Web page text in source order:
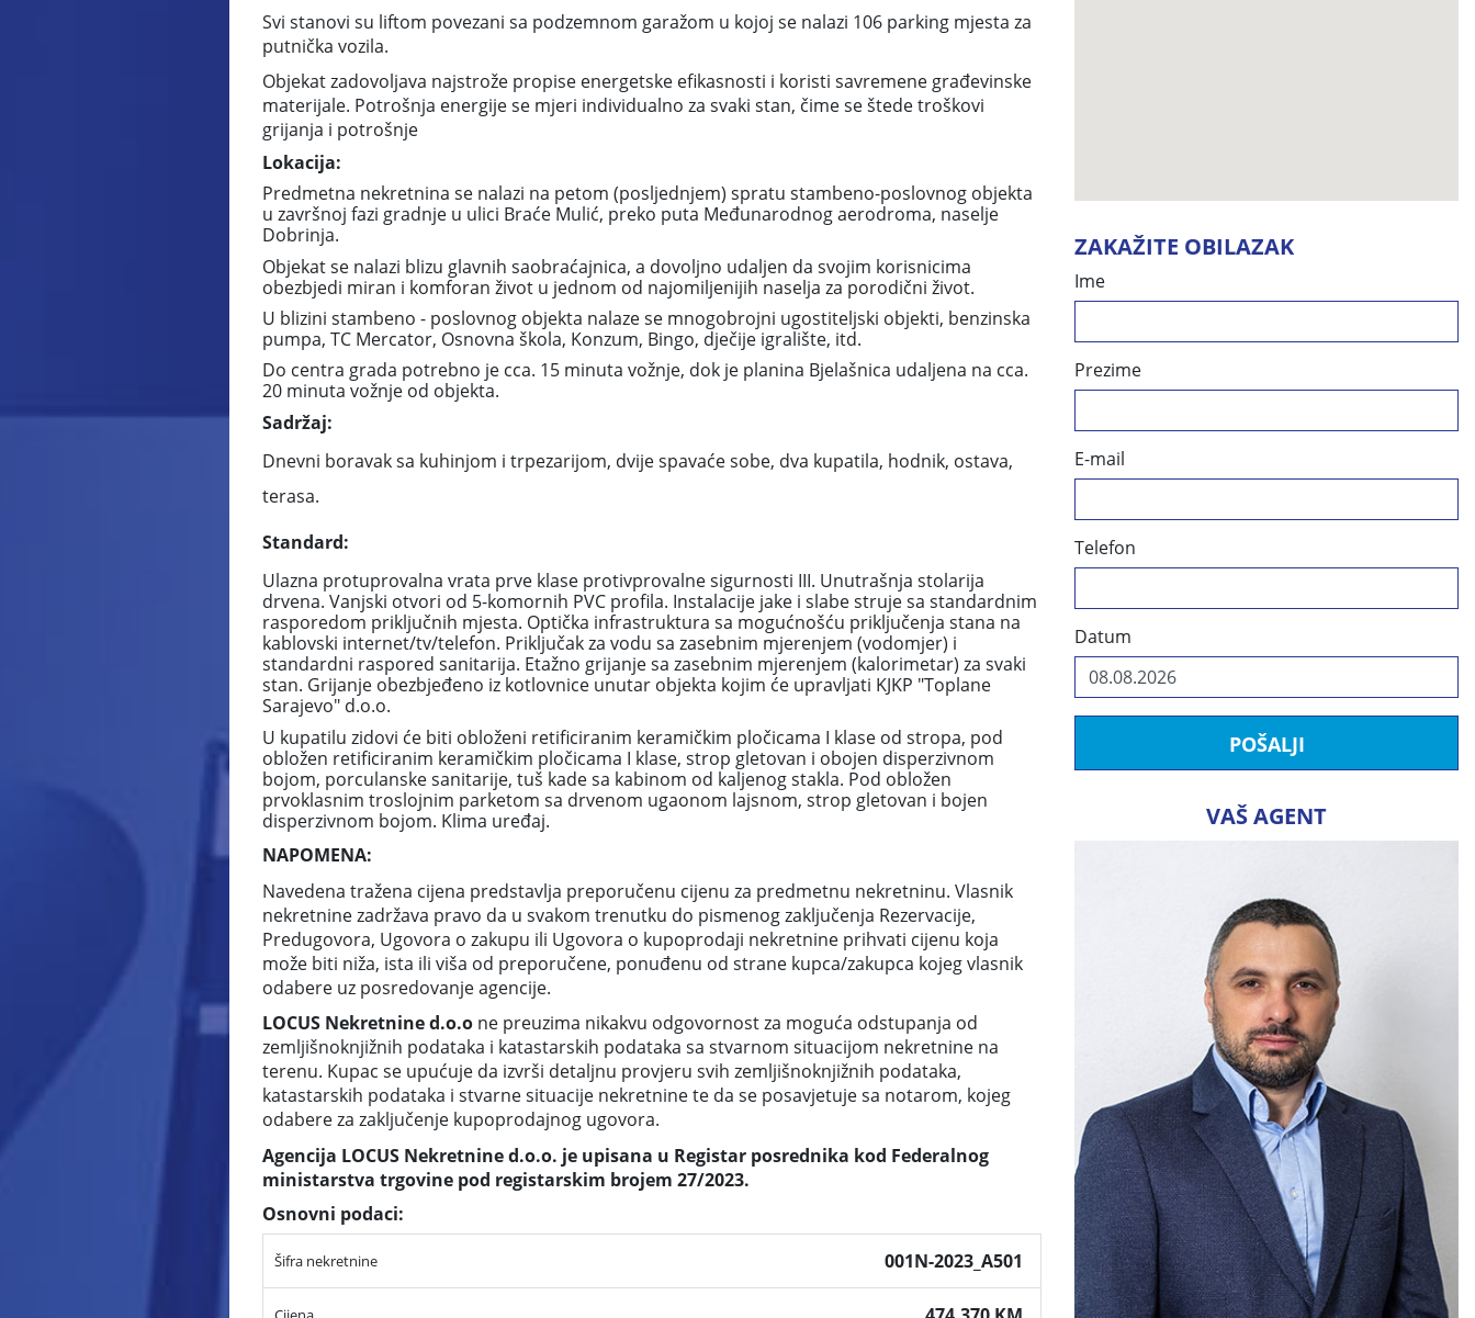
Svi stanovi su liftom povezani sa podzemnom garažom u kojoj se nalazi 106 parking mjesta za
putnička vozila.
Objekat zadovoljava najstrože propise energetske efikasnosti i koristi savremene građevinske
materijale. Potrošnja energije se mjeri individualno za svaki stan, čime se štede troškovi
grijanja i potrošnje
Lokacija:
Predmetna nekretnina se nalazi na petom (posljednjem) spratu stambeno-poslovnog objekta
u završnoj fazi gradnje u ulici Braće Mulić, preko puta Međunarodnog aerodroma, naselje
Dobrinja.
Objekat se nalazi blizu glavnih saobraćajnica, a dovoljno udaljen da svojim korisnicima
obezbjedi miran i komforan život u jednom od najomiljenijih naselja za porodični život.
U blizini stambeno - poslovnog objekta nalaze se mnogobrojni ugostiteljski objekti, benzinska
pumpa, TC Mercator, Osnovna škola, Konzum, Bingo, dječije igralište, itd.
Do centra grada potrebno je cca. 15 minuta vožnje, dok je planina Bjelašnica udaljena na cca.
20 minuta vožnje od objekta.
Sadržaj:
Dnevni boravak sa kuhinjom i trpezarijom, dvije spavaće sobe, dva kupatila, hodnik, ostava,
terasa.
Standard:
Ulazna protuprovalna vrata prve klase protivprovalne sigurnosti III. Unutrašnja stolarija
drvena. Vanjski otvori od 5-komornih PVC profila. Instalacije jake i slabe struje sa standardnim
rasporedom priključnih mjesta. Optička infrastruktura sa mogućnošću priključenja stana na
kablovski internet/tv/telefon. Priključak za vodu sa zasebnim mjerenjem (vodomjer) i
standardni raspored sanitarija. Etažno grijanje sa zasebnim mjerenjem (kalorimetar) za svaki
stan. Grijanje obezbjeđeno iz kotlovnice unutar objekta kojim će upravljati KJKP "Toplane
Sarajevo" d.o.o.
U kupatilu zidovi će biti obloženi retificiranim keramičkim pločicama I klase od stropa, pod
obložen retificiranim keramičkim pločicama I klase, strop gletovan i obojen disperzivnom
bojom, porculanske sanitarije, tuš kade sa kabinom od kaljenog stakla. Pod obložen
prvoklasnim troslojnim parketom sa drvenom ugaonom lajsnom, strop gletovan i bojen
disperzivnom bojom. Klima uređaj.
NAPOMENA:
Navedena tražena cijena predstavlja preporučenu cijenu za predmetnu nekretninu. Vlasnik
nekretnine zadržava pravo da u svakom trenutku do pismenog zaključenja Rezervacije,
Predugovora, Ugovora o zakupu ili Ugovora o kupoprodaji nekretnine prihvati cijenu koja
može biti niža, ista ili viša od preporučene, ponuđenu od strane kupca/zakupca kojeg vlasnik
odabere uz posredovanje agencije.
LOCUS Nekretnine d.o.o ne preuzima nikakvu odgovornost za moguća odstupanja od
zemljišnoknjižnih podataka i katastarskih podataka sa stvarnom situacijom nekretnine na
terenu. Kupac se upućuje da izvrši detaljnu provjeru svih zemljišnoknjižnih podataka,
katastarskih podataka i stvarne situacije nekretnine te da se posavjetuje sa notarom, kojeg
odabere za zaključenje kupoprodajnog ugovora.
Agencija LOCUS Nekretnine d.o.o. je upisana u Registar posrednika kod Federalnog
ministarstva trgovine pod registarskim brojem 27/2023.
Osnovni podaci:
Šifra nekretnine 001N-2023_A501
ZAKAŽITE OBILAZAK
Ime
Prezime
E-mail
Telefon
Datum
POŠALJI
VAŠ AGENT